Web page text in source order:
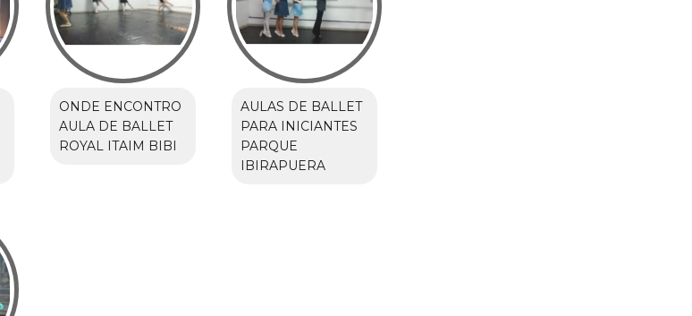
ONDE ENCONTRO
AULA DE BALLET
ROYAL ITAIM BIBI
AULAS DE BALLET
PARA INICIANTES
PARQUE
IBIRAPUERA